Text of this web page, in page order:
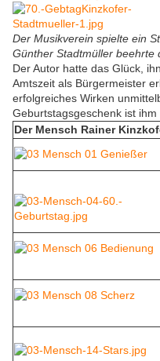
Der Musikverein spielte ein
Günther Stadtmüller beehrte
Der Autor hatte das Glück,
Amtszeit als Bürgermeister
erfolgreiches Wirken
Geburtstagsgeschenk ist ihm
Der Mensch Rainer